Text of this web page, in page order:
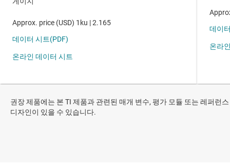
권장 제품에는 본 TI 제품과 관련된 매개 변수, 평가 모듈 또는 레퍼런스
디자인이 있을 수 있습니다.